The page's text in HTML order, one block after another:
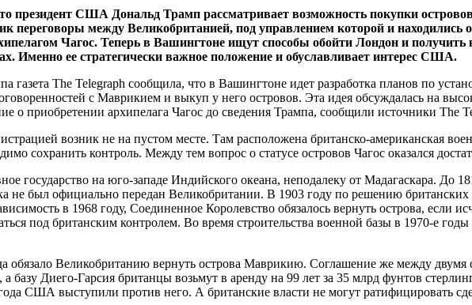
США Дональд Трамп рассматривает возможность покупки
переговоры между Великобританией, под управлением которой и находились
Чагос. Теперь в Вашингтоне ищут способы обойти Лондон и
Именно ее стратегически важное положение и обуславливает интерес США.
The Telegraph сообщила, что в Вашингтоне идет разработка планов по
с Маврикием и выкуп у него островов. Эта идея обсуждалась на
о приобретении архипелага Чагос до сведения Трампа, сообщили источники The
возник не на пустом месте. Там расположена британско-американская
сохранить контроль. Между тем вопрос о статусе островов Чагос оказался
государство на юго-западе Индийского океана, неподалеку от Мадагаскара. До
не был официально передан Великобритании. В 1903 году по решению британских
в 1968 году, Соединенное Королевство обязалось вернуть острова, если
под британским контролем. Во время строительства военной базы в 1970-е
Великобританию вернуть острова Маврикию. Соглашение же между двумя
базу Диего-Гарсия британцы возьмут в аренду на 99 лет за 35 млрд фунтов
США выступили против него. А британские власти не могут ратифицировать